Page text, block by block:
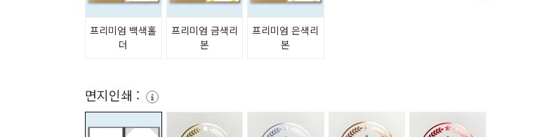
프리미엄 백색홀
더
프리미엄 금색리
본
프리미엄 은색리
본
면지인쇄 :